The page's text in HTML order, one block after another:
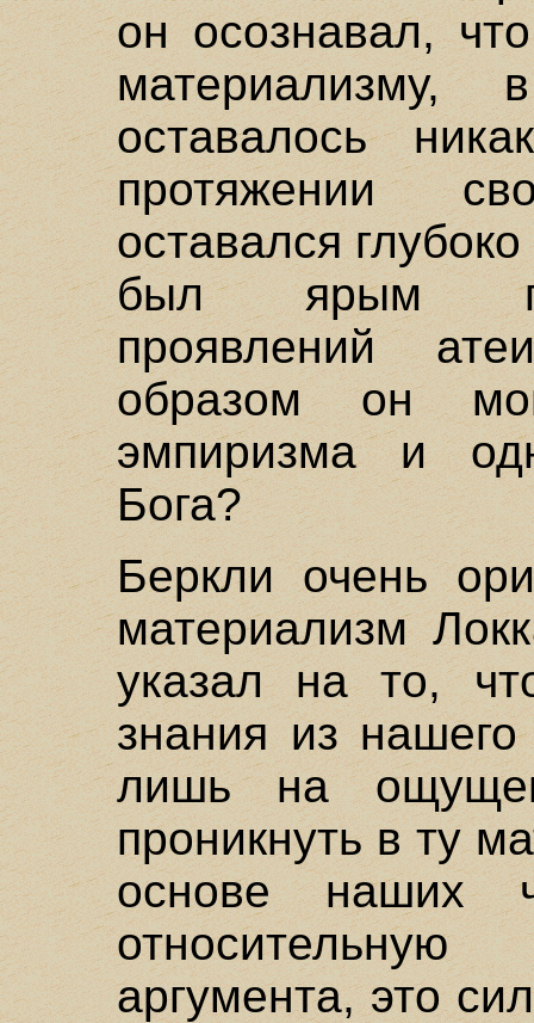
он осознавал,
оставалось
протяжении
оставался
был ярым
проявлений
образом он
эмпиризма и
Бога?
Беркли очень
материализм
указал на то,
знания из
лишь на
проникнуть в ту
основе наших
аргумента, это